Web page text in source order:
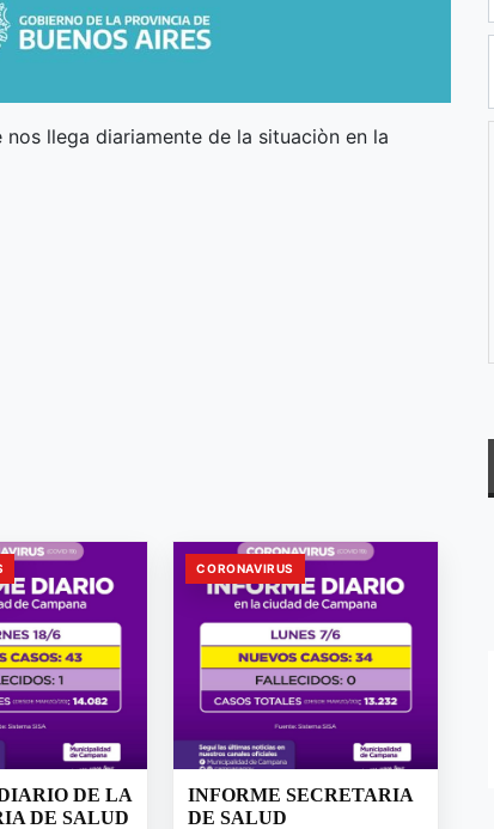
llega diariamente de la situaciòn en la
DE LA
DE SALUD
CORONAVIRUS
INFORME SECRETARIA
DE SALUD